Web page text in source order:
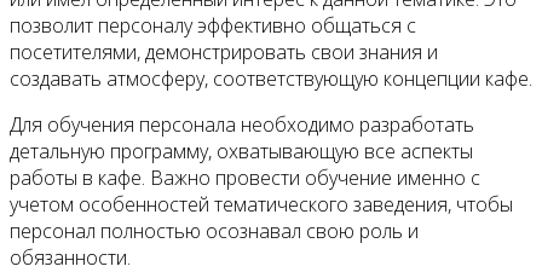
позволит персоналу эффективно общаться с
посетителями, демонстрировать свои знания и
создавать атмосферу, соответствующую концепции кафе.
Для обучения персонала необходимо разработать
детальную программу, охватывающую все аспекты
работы в кафе. Важно провести обучение именно с
учетом особенностей тематического заведения, чтобы
персонал полностью осознавал свою роль и
обязанности.